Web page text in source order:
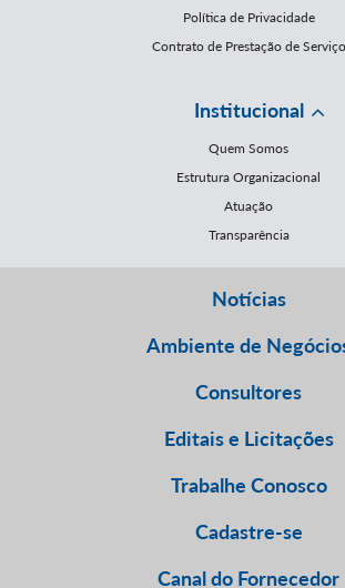
Política de Privacidade
Contrato de Prestação de Serviço
Institucional
Quem Somos
Estrutura Organizacional
Atuação
Transparência
Notícias
Ambiente de
Consultores
Editais e Licitações
Trabalhe Conosco
Cadastre-se
Canal do Fornecedor